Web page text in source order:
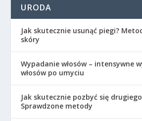
URODA
Jak skutecznie usunąć piegi?
skóry
Wypadanie włosów – intensywne
włosów po umyciu
Jak skutecznie pozbyć się
Sprawdzone metody